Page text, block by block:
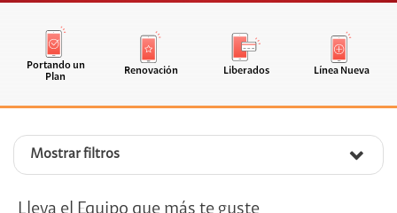
Portando un
Plan
Renovación Liberados Línea Nueva
Mostrar filtros